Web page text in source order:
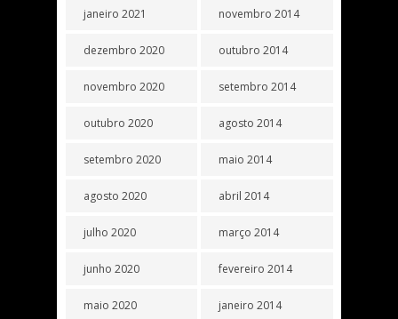
janeiro 2021
dezembro 2020
novembro 2020
outubro 2020
setembro 2020
agosto 2020
julho 2020
junho 2020
maio 2020
novembro 2014
outubro 2014
setembro 2014
agosto 2014
maio 2014
abril 2014
março 2014
fevereiro 2014
janeiro 2014